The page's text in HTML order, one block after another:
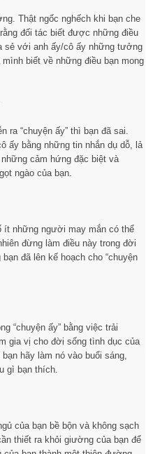
Thật ngốc nghếch khi bạn che
đối tác biết được những điều
sẻ với anh ấy/cô ấy những tưởng
biết về những điều bạn mong
ra “chuyện ấy” thì bạn đã sai.
ấy bằng những tin nhắn dụ dỗ, lả
cảm hứng đặc biệt và
ngào của bạn.
ít những người may mắn có thể
đừng làm điều này trong đời
đã lên kế hoạch cho “chuyện
“chuyện ấy” bằng việc trải
gia vị cho đời sống tình dục của
hãy làm nó vào buổi sáng,
gì bạn thích.
của bạn bề bộn và không sạch
thiết ra khỏi giường của bạn để